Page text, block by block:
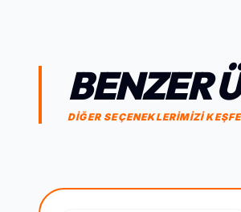
BENZER
DİĞER SEÇENEKLERİMİZİ